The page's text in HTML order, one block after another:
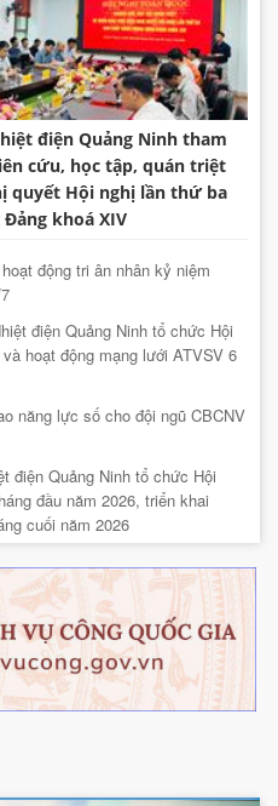
điện Quảng Ninh tham
cứu, học tập, quán triệt
quyết Hội nghị lần thứ ba
khoá XIV
động tri ân nhân kỷ niệm
điện Quảng Ninh tổ chức Hội
hoạt động mạng lưới ATVSV 6
năng lực số cho đội ngũ CBCNV
điện Quảng Ninh tổ chức Hội
đầu năm 2026, triển khai
cuối năm 2026